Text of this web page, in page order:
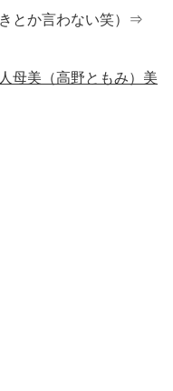
とか言わない笑）⇒
母美（高野ともみ）美